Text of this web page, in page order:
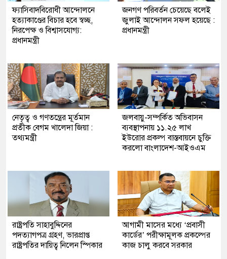
ফ্যাসিবাদবিরোধী আন্দোলনে
হত্যাকাণ্ডের বিচার হবে স্বচ্ছ,
নিরপেক্ষ ও বিশ্বাসযোগ্য:
প্রধানমন্ত্রী
জনগণ পরিবর্তন চেয়েছে বলেই
জুলাই আন্দোলন সফল হয়েছে :
প্রধানমন্ত্রী
নেতৃত্ব ও গণতন্ত্রের মূর্তমান
প্রতীক বেগম খালেদা জিয়া :
তথ্যমন্ত্রী
জলবায়ু-সম্পর্কিত অভিবাসন
ব্যবস্থাপনায় ১১.২৫ লাখ
ইউরোর প্রকল্প বাস্তবায়নে চুক্তি
করলো বাংলাদেশ-আইওএম
রাষ্ট্রপতি সাহাবুদ্দিনের
পদত্যাগপত্র গ্রহণ, ভারপ্রাপ্ত
রাষ্ট্রপতির দায়িত্ব নিলেন স্পিকার
আগামী মাসের মধ্যে ‘প্রবাসী
কার্ডের’ পরীক্ষামূলক প্রকল্পের
কাজ চালু করবে সরকার